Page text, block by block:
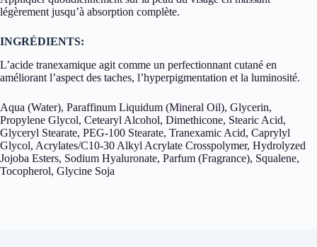
légèrement jusqu’à absorption complète.
INGRÉDIENTS:
L’acide tranexamique agit comme un perfectionnant cutané en
améliorant l’aspect des taches, l’hyperpigmentation et la luminosité.
Aqua (Water), Paraffinum Liquidum (Mineral Oil), Glycerin,
Propylene Glycol, Cetearyl Alcohol, Dimethicone, Stearic Acid,
Glyceryl Stearate, PEG-100 Stearate, Tranexamic Acid, Caprylyl
Glycol, Acrylates/C10-30 Alkyl Acrylate Crosspolymer, Hydrolyzed
Jojoba Esters, Sodium Hyaluronate, Parfum (Fragrance), Squalene,
Tocopherol, Glycine Soja